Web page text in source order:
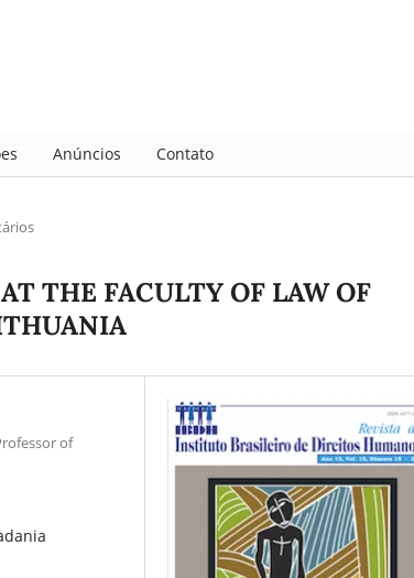
Anúncios Contato
THE FACULTY OF LAW OF
of